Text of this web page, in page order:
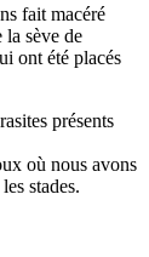
fait macéré
la sève de
ont été placés
présents
où nous avons
stades.